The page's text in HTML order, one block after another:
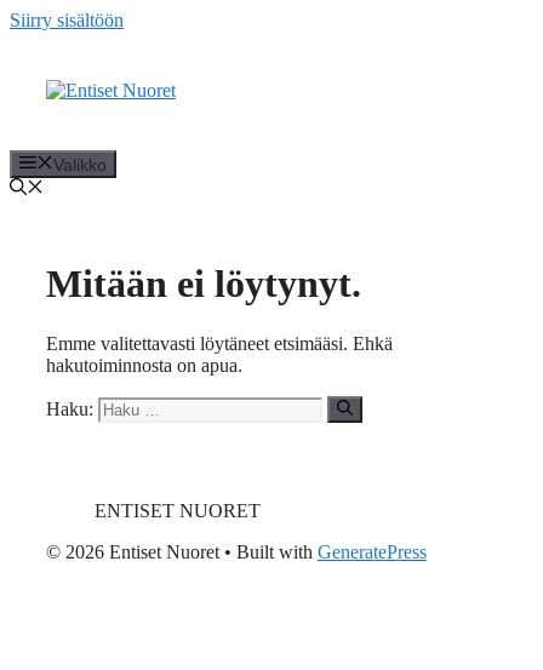
Siirry sisältöön
Valikko
Mitään ei löytynyt.
Emme valitettavasti löytäneet etsimääsi. Ehkä
hakutoiminnosta on apua.
Haku:
ENTISET NUORET
© 2026 Entiset Nuoret • Built with GeneratePress